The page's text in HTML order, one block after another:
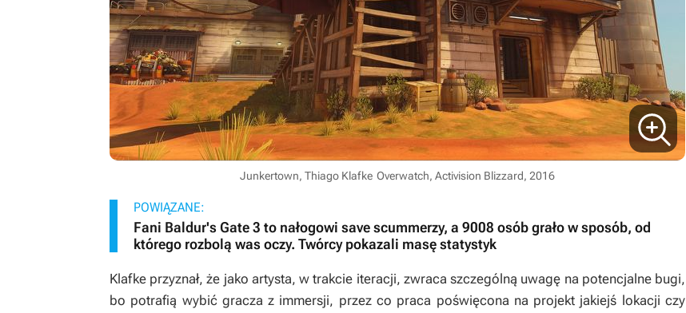
Junkertown, Thiago Klafke Overwatch, Activision Blizzard, 2016
POWIĄZANE:
Fani Baldur's Gate 3 to nałogowi save scummerzy, a 9008 osób grało w sposób, od
którego rozbolą was oczy. Twórcy pokazali masę statystyk
Klafke przyznał, że jako artysta, w trakcie iteracji, zwraca szczególną uwagę na potencjalne bugi,
bo potrafią wybić gracza z immersji, przez co praca poświęcona na projekt jakiejś lokacji czy